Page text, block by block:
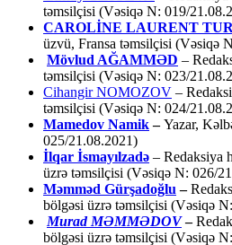
təmsilçisi (Vəsiqə N: 019/
CAROLİNE LAURENT
üzvü, Fransa təmsilçisi (Vəsiqə
Mövlud AĞAMMƏD –
təmsilçisi (Vəsiqə N: 023/
Cihangir NOMOZOV –
təmsilçisi (Vəsiqə N: 024/
Mamedov Namik–Yazar,
025/21.08.2021)
İlqar İsmayılzadə – Redaksiya
üzrə təmsilçisi (Vəsiqə N: 026/
Məmməd Gürşadoğlu –
bölgəsi üzrə təmsilçisi (Vəsiqə
Murad MƏMMƏDOV –
bölgəsi üzrə təmsilçisi (Vəsiqə